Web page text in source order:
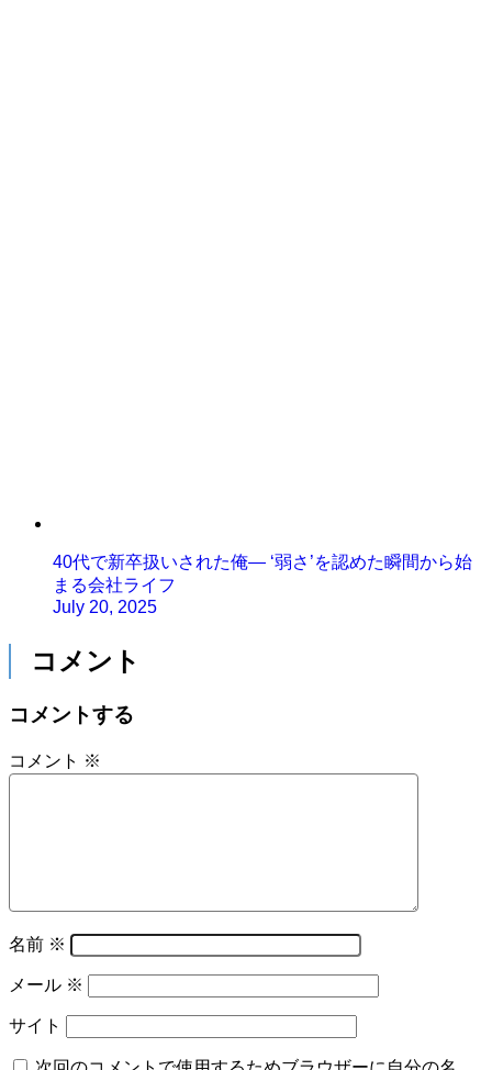
40代で新卒扱いされた俺— ‘弱さ’を認めた瞬間から始
まる会社ライフ
July 20, 2025
コメント
コメントする
コメント ※
名前 ※
メール ※
サイト